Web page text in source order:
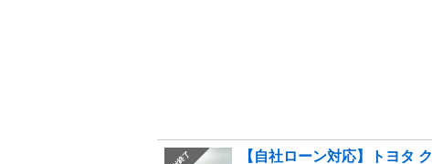
【自社ローン対応】トヨ